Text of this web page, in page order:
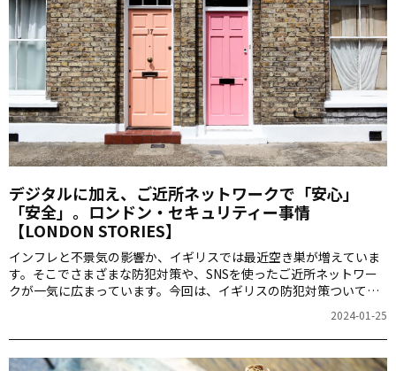
デジタルに加え、ご近所ネットワークで「安心」
「安全」。ロンドン・セキュリティー事情
【LONDON STORIES】
インフレと不景気の影響か、イギリスでは最近空き巣が増えていま
す。そこでさまざまな防犯対策や、SNSを使ったご近所ネットワー
クが一気に広まっています。今回は、イギリスの防犯対策ついて、
2024-01-25